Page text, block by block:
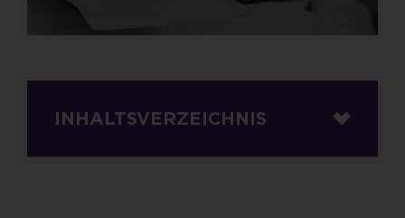
INHALTSVERZEICHNIS